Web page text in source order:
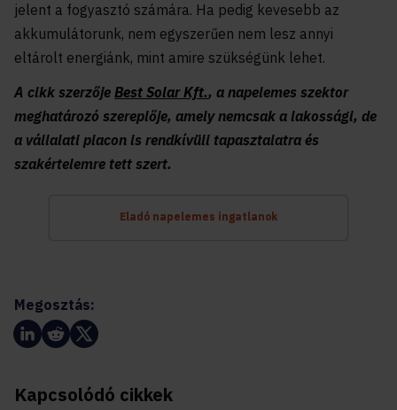
jelent a fogyasztó számára. Ha pedig kevesebb az
akkumulátorunk, nem egyszerűen nem lesz annyi
eltárolt energiánk, mint amire szükségünk lehet.
A cikk szerzője Best Solar Kft., a napelemes szektor
meghatározó szereplője, amely nemcsak a lakossági, de
a vállalati piacon is rendkívüli tapasztalatra és
szakértelemre tett szert.
Eladó napelemes ingatlanok
Megosztás:
Kapcsolódó cikkek